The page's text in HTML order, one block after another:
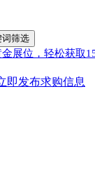
展位，轻松获取
即发布求购信息